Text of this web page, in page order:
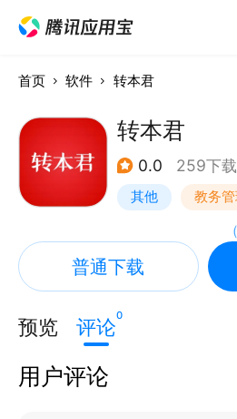
首页 软件 转本君
转本君
0.0 259下载
其他 教务
(
普通下载
预览 评论0
用户评论